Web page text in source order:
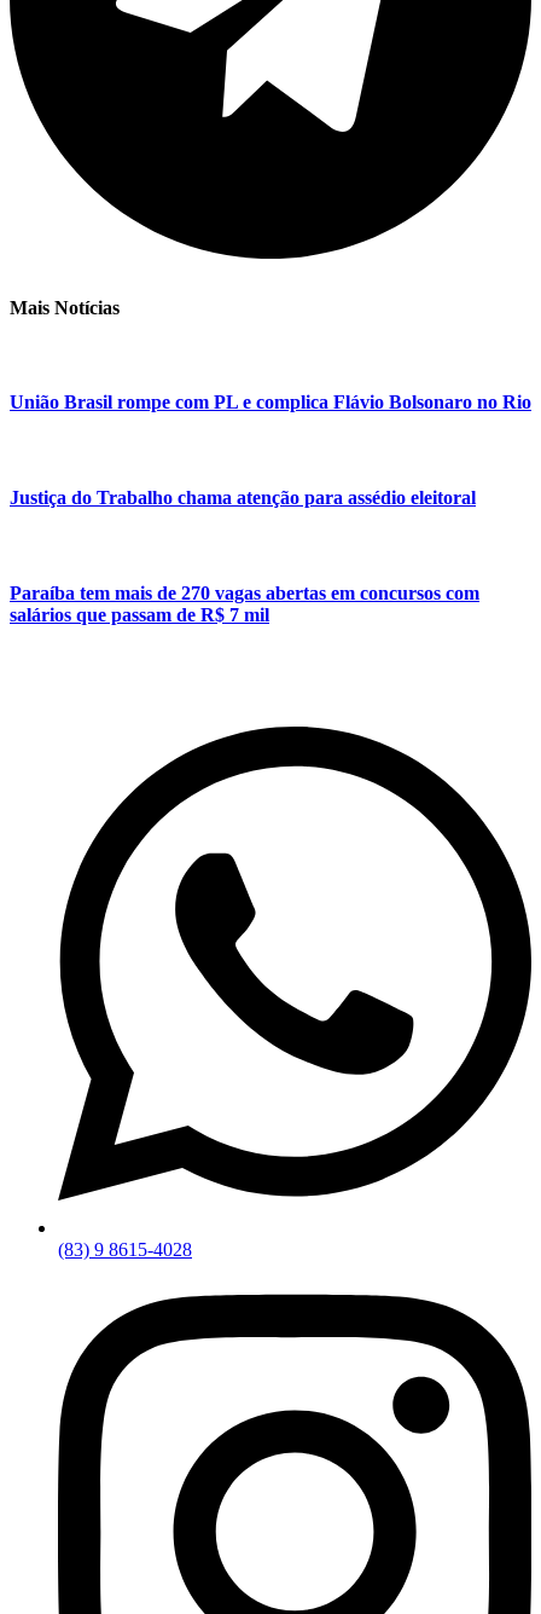
Mais Notícias
União Brasil rompe com PL e complica Flávio Bolsonaro no Rio
Justiça do Trabalho chama atenção para assédio eleitoral
Paraíba tem mais de 270 vagas abertas em concursos com
salários que passam de R$ 7 mil
(83) 9 8615-4028